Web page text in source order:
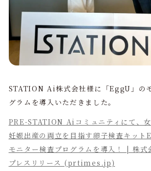
STATION Ai株式会社様に「EggU」の
グラムを導入いただきました。
PRE-STATION Aiコミュニティにて、
妊娠出産の両立を目指す卵子検査キッ
モニター検査プログラムを導入！ | 株
プレスリリース (prtimes.jp)